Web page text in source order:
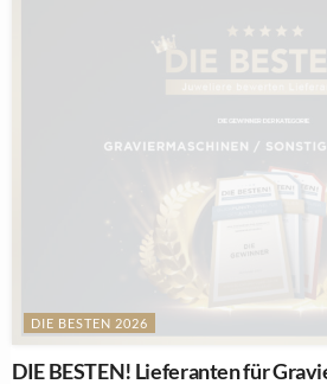
DIE BESTEN 2026
DIE BESTEN! Lieferanten für